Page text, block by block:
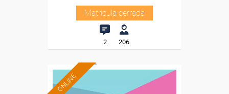
Matrícula cerrada
2 206
ONLINE